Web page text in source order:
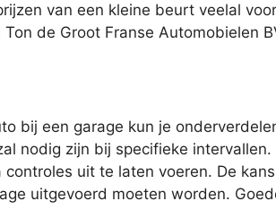
van een kleine beurt veelal
de Groot Franse Automobielen
bij een garage kun je
nodig zijn bij specifieke
uit te laten voeren. De
uitgevoerd moeten worden.